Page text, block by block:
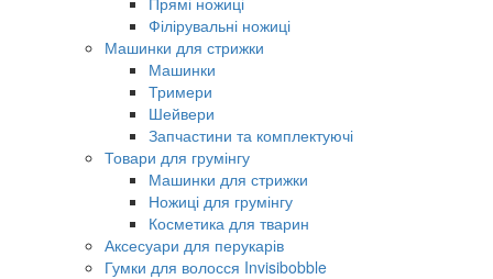
Філірувальні ножиці
Машинки для стрижки
Машинки
Тримери
Шейвери
Запчастини та комплектуючі
Товари для грумінгу
Машинки для стрижки
Ножиці для грумінгу
Косметика для тварин
Аксесуари для перукарів
Гумки для волосся Invisibobble